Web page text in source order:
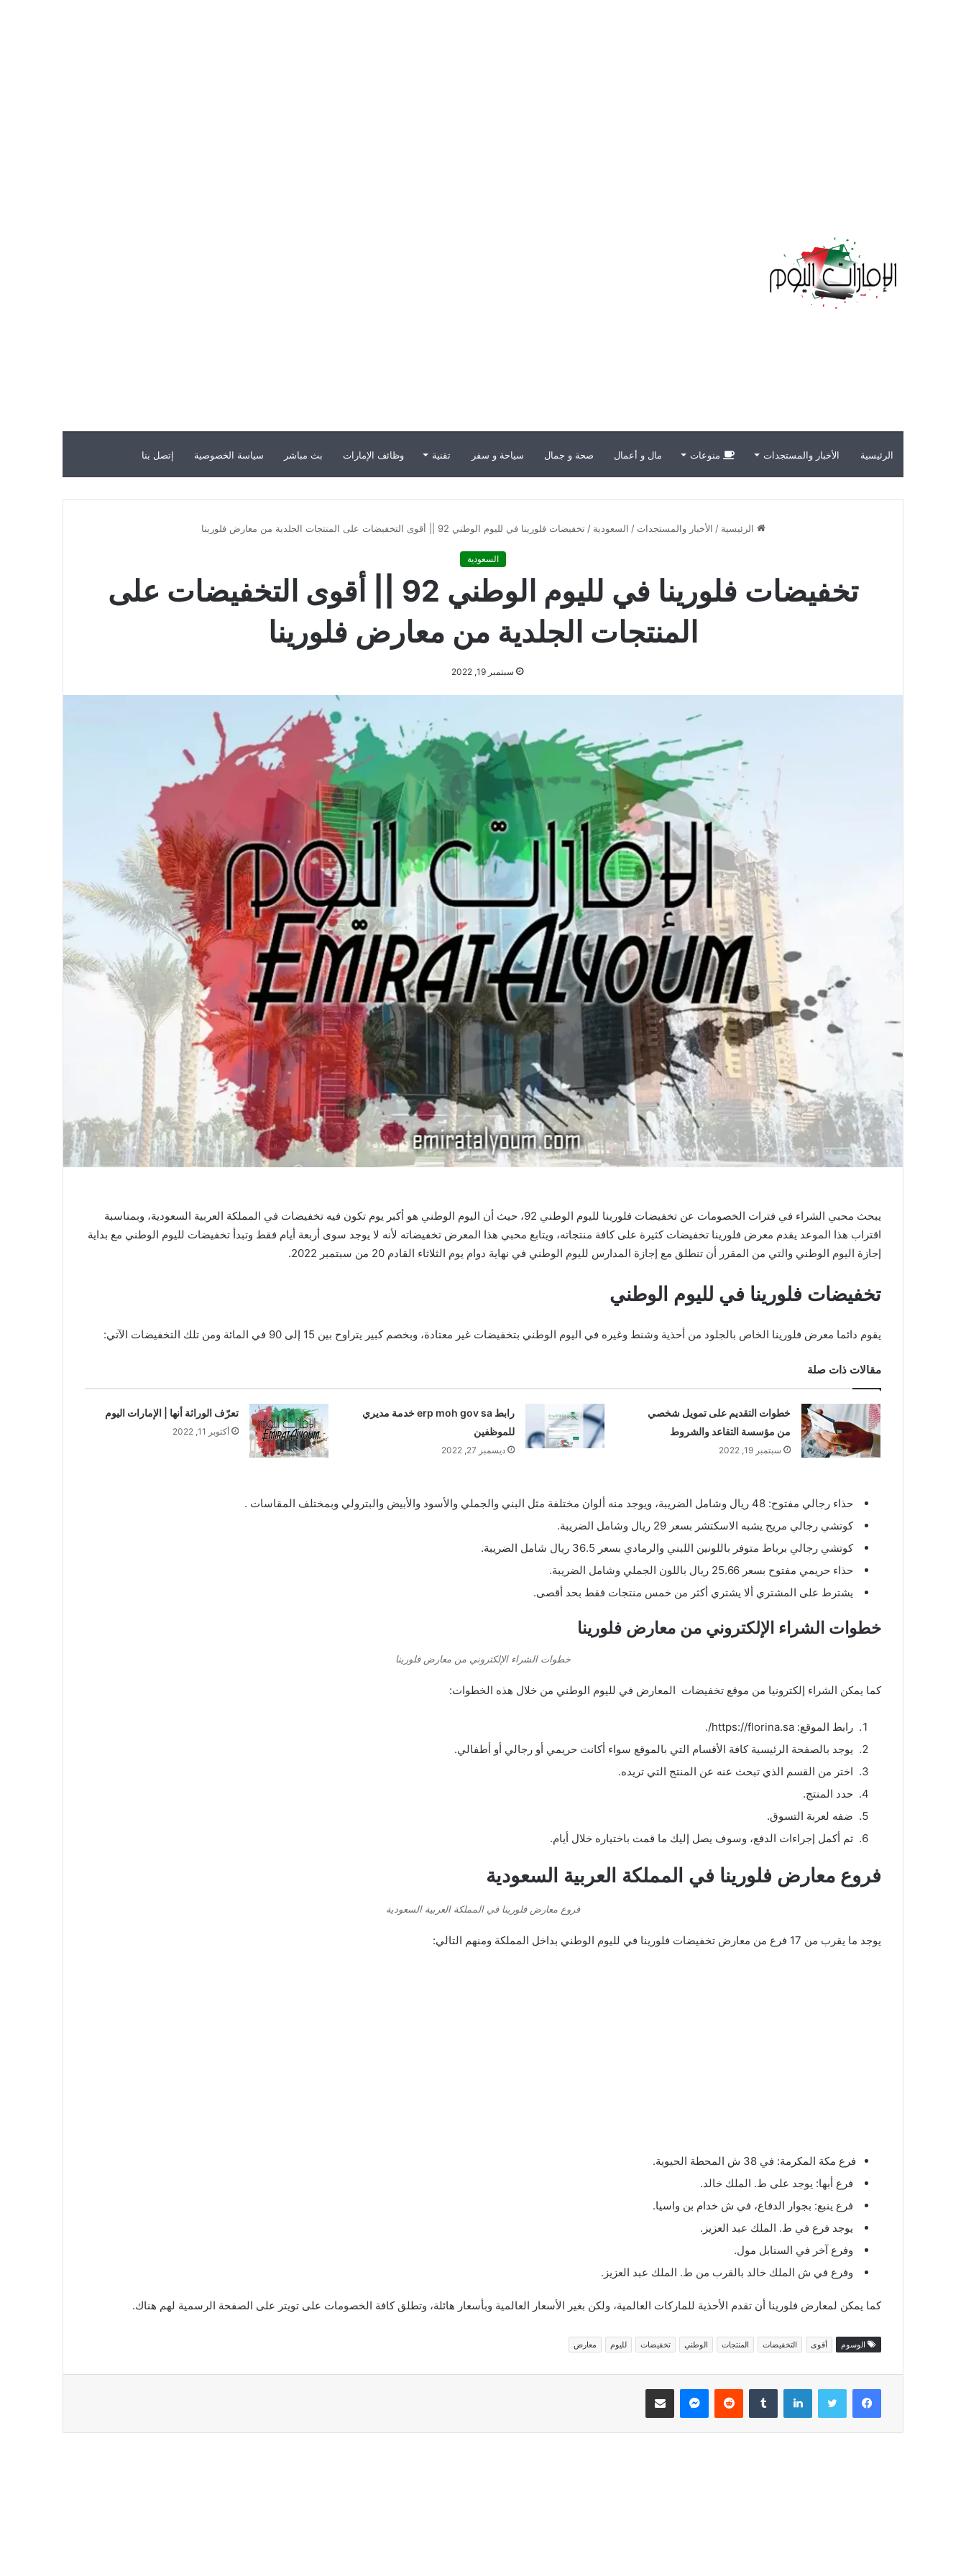
الرئيسية الأخبار والمستجدات منوعات مال و أعمال صحة و جمال سياحة و سفر تقنية وظائف الإمارات بث مباشر سياسة الخصوصية إتصل بنا
الرئيسية / الأخبار والمستجدات / السعودية / تخفيضات فلورينا في لليوم الوطني 92 || أقوى التخفيضات على المنتجات الجلدية من معارض فلورينا
السعودية
تخفيضات فلورينا في لليوم الوطني 92 || أقوى التخفيضات على
المنتجات الجلدية من معارض فلورينا
سبتمبر 19, 2022
يبحث محبي الشراء في فترات الخصومات عن تخفيضات فلورينا لليوم الوطني 92، حيث أن اليوم الوطني هو أكبر يوم تكون فيه تخفيضات في المملكة العربية السعودية، وبمناسبة
اقتراب هذا الموعد يقدم معرض فلورينا تخفيضات كثيرة على كافة منتجاته، ويتابع محبي هذا المعرض تخفيضاته لأنه لا يوجد سوى أربعة أيام فقط وتبدأ تخفيضات لليوم الوطني مع بداية
إجازة اليوم الوطني والتي من المقرر أن تنطلق مع إجازة المدارس لليوم الوطني في نهاية دوام يوم الثلاثاء القادم 20 من سبتمبر 2022.
تخفيضات فلورينا في لليوم الوطني
يقوم دائما معرض فلورينا الخاص بالجلود من أحذية وشنط وغيره في اليوم الوطني بتخفيضات غير معتادة، وبخصم كبير يتراوح بين 15 إلى 90 في المائة ومن تلك التخفيضات الآتي:
مقالات ذات صلة
خطوات التقديم على تمويل شخصي
من مؤسسة التقاعد والشروط
سبتمبر 19, 2022
رابط erp moh gov sa خدمة مديري
للموظفين
ديسمبر 27, 2022
تعرّف الوراثة أنها | الإمارات اليوم
أكتوبر 11, 2022
حذاء رجالي مفتوح: 48 ريال وشامل الضريبة، ويوجد منه ألوان مختلفة مثل البني والجملي والأسود والأبيض والبترولي وبمختلف المقاسات .
كوتشي رجالي مريح يشبه الاسكتشر بسعر 29 ريال وشامل الضريبة.
كوتشي رجالي برباط متوفر باللونين اللبني والرمادي بسعر 36.5 ريال شامل الضريبة.
حذاء حريمي مفتوح بسعر 25.66 ريال باللون الجملي وشامل الضريبة.
يشترط على المشتري ألا يشتري أكثر من خمس منتجات فقط بحد أقصى.
خطوات الشراء الإلكتروني من معارض فلورينا
خطوات الشراء الإلكتروني من معارض فلورينا
كما يمكن الشراء إلكترونيا من موقع تخفيضات المعارض في لليوم الوطني من خلال هذه الخطوات:
رابط الموقع: https://florina.sa/.
يوجد بالصفحة الرئيسية كافة الأقسام التي بالموقع سواء أكانت حريمي أو رجالي أو أطفالي.
اختر من القسم الذي تبحث عنه عن المنتج التي تريده.
حدد المنتج.
ضفه لعربة التسوق.
ثم أكمل إجراءات الدفع، وسوف يصل إليك ما قمت باختياره خلال أيام.
فروع معارض فلورينا في المملكة العربية السعودية
فروع معارض فلورينا في المملكة العربية السعودية
يوجد ما يقرب من 17 فرع من معارض تخفيضات فلورينا في لليوم الوطني بداخل المملكة ومنهم التالي:
فرع مكة المكرمة: في 38 ش المحطة الحيوية.
فرع أبها: يوجد على ط. الملك خالد.
فرع ينبع: بجوار الدفاع، في ش خدام بن واسيا.
يوجد فرع في ط. الملك عبد العزيز.
وفرع آخر في السنابل مول.
وفرع في ش الملك خالد بالقرب من ط. الملك عبد العزيز.
كما يمكن لمعارض فلورينا أن تقدم الأحذية للماركات العالمية، ولكن بغير الأسعار العالمية وبأسعار هائلة، وتطلق كافة الخصومات على تويتر على الصفحة الرسمية لهم هناك.
الوسوم أقوى التخفيضات المنتجات الوطني تخفيضات لليوم معارض
فيسبوك تويتر لينكدإن ماسنجر مشاركة عبر البريد